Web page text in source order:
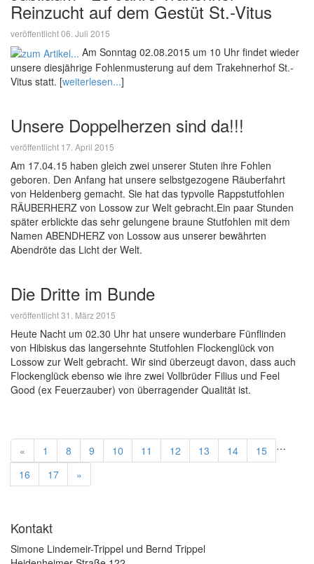
Reinzucht auf dem Gestüt St.-Vitus
veröffentlicht 06. Juli 2015
Am Sonntag 02.08.2015 um 10 Uhr findet wieder
unsere diesjährige Fohlenmusterung auf dem Trakehnerhof St.-
Vitus statt. [weiterlesen...]
Unsere Doppelherzen sind da!!!
veröffentlicht 17. April 2015
Am 17.04.15 haben gleich zwei unserer Stuten ihre Fohlen
geboren. Den Anfang hat unsere selbstgezogene Räuberfahrt
von Heldenberg gemacht. Sie hat das typvolle Rappstutfohlen
RÄUBERHERZ von Lossow zur Welt gebracht.Ein paar Stunden
später erblickte das sehr gelungene braune Stutfohlen mit dem
Namen ABENDHERZ von Lossow aus unserer bewährten
Abendröte das Licht der Welt.
Die Dritte im Bunde
veröffentlicht 31. März 2015
Heute Nacht um 02.30 Uhr hat unsere wunderbare Fünflinden
von Hibiskus das langersehnte Stutfohlen Flockenglück von
Lossow zur Welt gebracht. Wir sind überzeugt davon, dass auch
Flockenglück ebenso wie ihre zwei Vollbrüder Filius und Feel
Good (ex Feuerzauber) von überragender Qualität ist.
« 1 …
8 9 10 11 12 13 14
15
16
17 »
Kontakt
Simone Lindemeir-Trippel und Bernd Trippel